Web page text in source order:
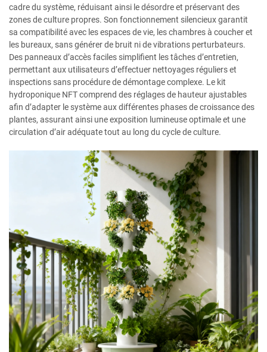
cadre du système, réduisant ainsi le désordre et préservant des
zones de culture propres. Son fonctionnement silencieux garantit
sa compatibilité avec les espaces de vie, les chambres à coucher et
les bureaux, sans générer de bruit ni de vibrations perturbateurs.
Des panneaux d’accès faciles simplifient les tâches d’entretien,
permettant aux utilisateurs d’effectuer nettoyages réguliers et
inspections sans procédure de démontage complexe. Le kit
hydroponique NFT comprend des réglages de hauteur ajustables
afin d’adapter le système aux différentes phases de croissance des
plantes, assurant ainsi une exposition lumineuse optimale et une
circulation d’air adéquate tout au long du cycle de culture.